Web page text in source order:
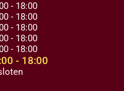
- 18:00
- 18:00
- 18:00
- 18:00
- 18:00
- 18:00